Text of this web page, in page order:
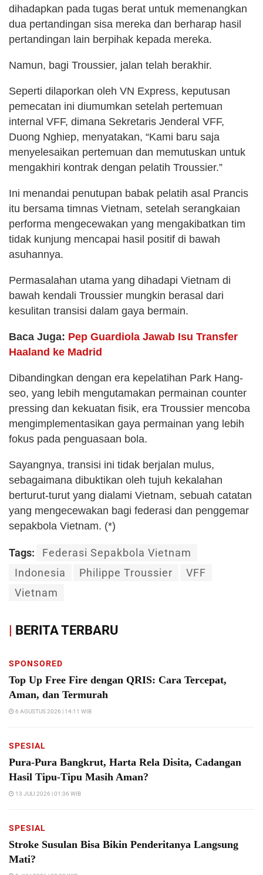
dihadapkan pada tugas berat untuk memenangkan
dua pertandingan sisa mereka dan berharap hasil
pertandingan lain berpihak kepada mereka.
Namun, bagi Troussier, jalan telah berakhir.
Seperti dilaporkan oleh VN Express, keputusan
pemecatan ini diumumkan setelah pertemuan
internal VFF, dimana Sekretaris Jenderal VFF,
Duong Nghiep, menyatakan, “Kami baru saja
menyelesaikan pertemuan dan memutuskan untuk
mengakhiri kontrak dengan pelatih Troussier.”
Ini menandai penutupan babak pelatih asal Prancis
itu bersama timnas Vietnam, setelah serangkaian
performa mengecewakan yang mengakibatkan tim
tidak kunjung mencapai hasil positif di bawah
asuhannya.
Permasalahan utama yang dihadapi Vietnam di
bawah kendali Troussier mungkin berasal dari
kesulitan transisi dalam gaya bermain.
Baca Juga: Pep Guardiola Jawab Isu Transfer
Haaland ke Madrid
Dibandingkan dengan era kepelatihan Park Hang-
seo, yang lebih mengutamakan permainan counter
pressing dan kekuatan fisik, era Troussier mencoba
mengimplementasikan gaya permainan yang lebih
fokus pada penguasaan bola.
Sayangnya, transisi ini tidak berjalan mulus,
sebagaimana dibuktikan oleh tujuh kekalahan
berturut-turut yang dialami Vietnam, sebuah catatan
yang mengecewakan bagi federasi dan penggemar
sepakbola Vietnam. (*)
Tags:
Federasi Sepakbola Vietnam
Indonesia
Philippe Troussier
VFF
Vietnam
| BERITA TERBARU
SPONSORED
Top Up Free Fire dengan QRIS: Cara Tercepat,
Aman, dan Termurah
6 AGUSTUS 2026 | 14:11 WIB
SPESIAL
Pura-Pura Bangkrut, Harta Rela Disita, Cadangan
Hasil Tipu-Tipu Masih Aman?
13 JULI 2026 | 01:36 WIB
SPESIAL
Stroke Susulan Bisa Bikin Penderitanya Langsung
Mati?